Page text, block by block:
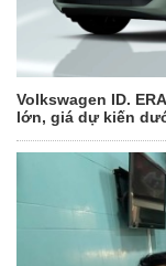
Volkswagen ID.
lớn, giá dự kiến